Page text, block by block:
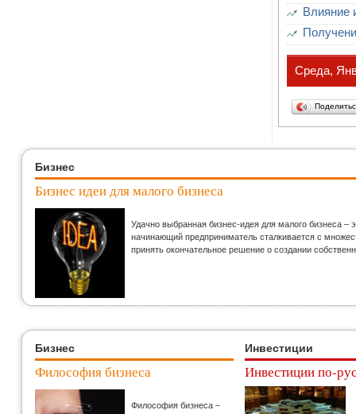
Влияние
Среда,
Бизнес
Бизнес идеи для малого бизнеса
Удачно выбранная бизнес-идея для малого бизнеса
начинающий предприниматель сталкивается с
принять окончательное решение о создании
Бизнес
Философия бизнеса
Философия бизнеса –
Инвестиции
Инвестиции по-